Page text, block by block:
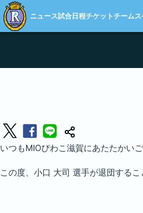
ニュース試合日程チケットチーム
いつもMIOびわこ滋賀にあたたかい
この度、小口 大司 選手が退団する